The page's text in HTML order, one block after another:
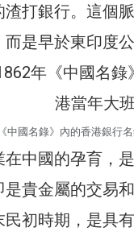
渣打銀行。這個
而是早於東印度
中國名錄》內的香港銀行
在中國的孕育，
是貴金屬的交易
民初時期，是具